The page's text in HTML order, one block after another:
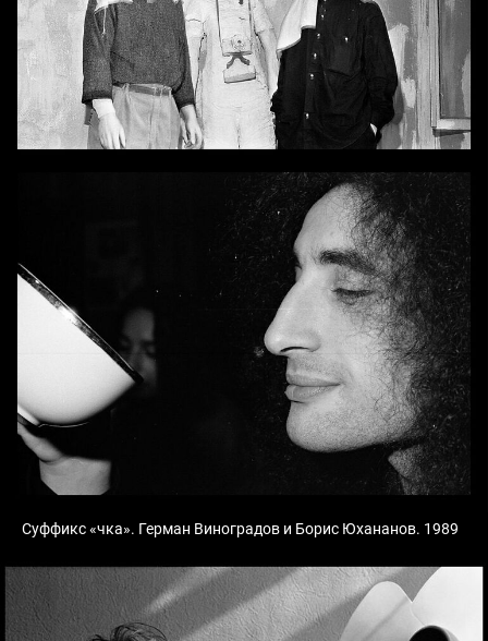
Суффикс «чка». Герман Виноградов и Борис Юхананов. 1989